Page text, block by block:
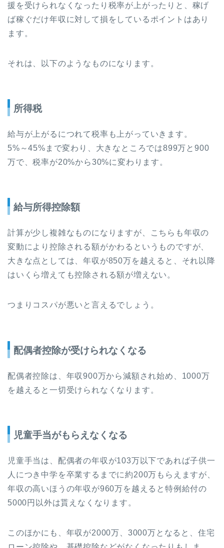
援を受けられなくなったり税率が上がったりと、稼げ
ば稼ぐだけ年収に対して損をしているポイントはあり
ます。
それは、以下のようなものになります。
所得税
給与が上がるにつれて税率も上がっていきます。
5%～45%まで変わり、大きなところでは899万と900
万で、税率が20%から30%に変わります。
給与所得控除額
計算が少し複雑なものになりますが、こちらも年収の
変動により控除される額がかわるというものですが、
大きな点としては、年収が850万を越えると、それ以降
はいくら増えても控除される額が増えない。
つまりコスパが悪いと言えるでしょう。
配偶者控除が受けられなくなる
配偶者控除は、年収900万から減額され始め、1000万
を越えると一切受けられなくなります。
児童手当がもらえなくなる
児童手当は、配偶者の年収が103万以下であれば子供一
人につき中学を卒業するまでに約200万もらえますが、
年収の高いほうの年収が960万を越えると特例給付の
5000円以外は貰えなくなります。
このほかにも、年収が2000万、3000万となると、住宅